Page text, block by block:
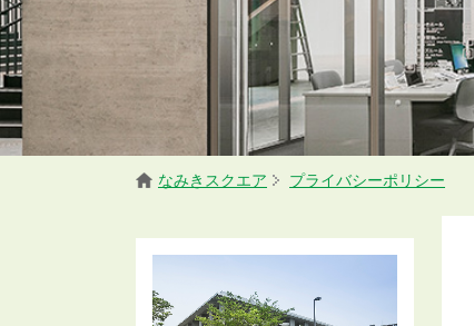
なみきスクエア プライバシーポリシー